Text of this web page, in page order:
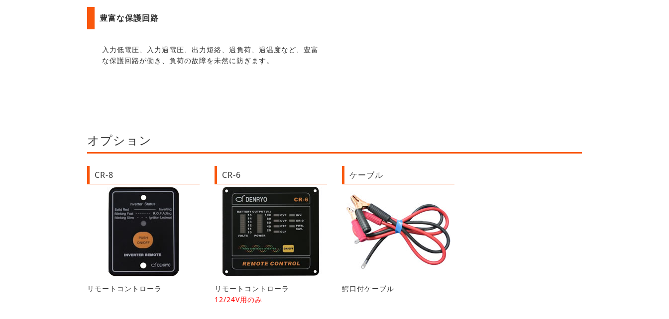
豊富な保護回路
入力低電圧、入力過電圧、出力短絡、過負荷、過温度など、豊富
な保護回路が働き、負荷の故障を未然に防ぎます。
オプション
CR-8
リモートコントローラ
CR-6
リモートコントローラ
12/24V用のみ
ケーブル
鰐口付ケーブル